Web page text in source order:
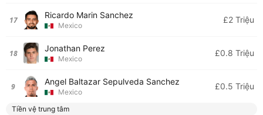
17 Ricardo Marin Sanchez
Mexico
£2 Triệu
18 Jonathan Perez
Mexico
£0.8 Triệu
9 Angel Baltazar Sepulveda Sanchez
Mexico
£0.5 Triệu
Tiền vệ trung tâm